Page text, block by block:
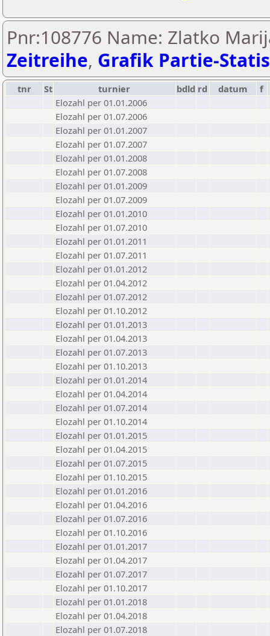
Pnr:108776 Name: Zlatko
Zeitreihe, Grafik Partie-
tnr St turnier bdld rd datum
f
Elozahl per 01.01.2006
Elozahl per 01.07.2006
Elozahl per 01.01.2007
Elozahl per 01.07.2007
Elozahl per 01.01.2008
Elozahl per 01.07.2008
Elozahl per 01.01.2009
Elozahl per 01.07.2009
Elozahl per 01.01.2010
Elozahl per 01.07.2010
Elozahl per 01.01.2011
Elozahl per 01.07.2011
Elozahl per 01.01.2012
Elozahl per 01.04.2012
Elozahl per 01.07.2012
Elozahl per 01.10.2012
Elozahl per 01.01.2013
Elozahl per 01.04.2013
Elozahl per 01.07.2013
Elozahl per 01.10.2013
Elozahl per 01.01.2014
Elozahl per 01.04.2014
Elozahl per 01.07.2014
Elozahl per 01.10.2014
Elozahl per 01.01.2015
Elozahl per 01.04.2015
Elozahl per 01.07.2015
Elozahl per 01.10.2015
Elozahl per 01.01.2016
Elozahl per 01.04.2016
Elozahl per 01.07.2016
Elozahl per 01.10.2016
Elozahl per 01.01.2017
Elozahl per 01.04.2017
Elozahl per 01.07.2017
Elozahl per 01.10.2017
Elozahl per 01.01.2018
Elozahl per 01.04.2018
Elozahl per 01.07.2018